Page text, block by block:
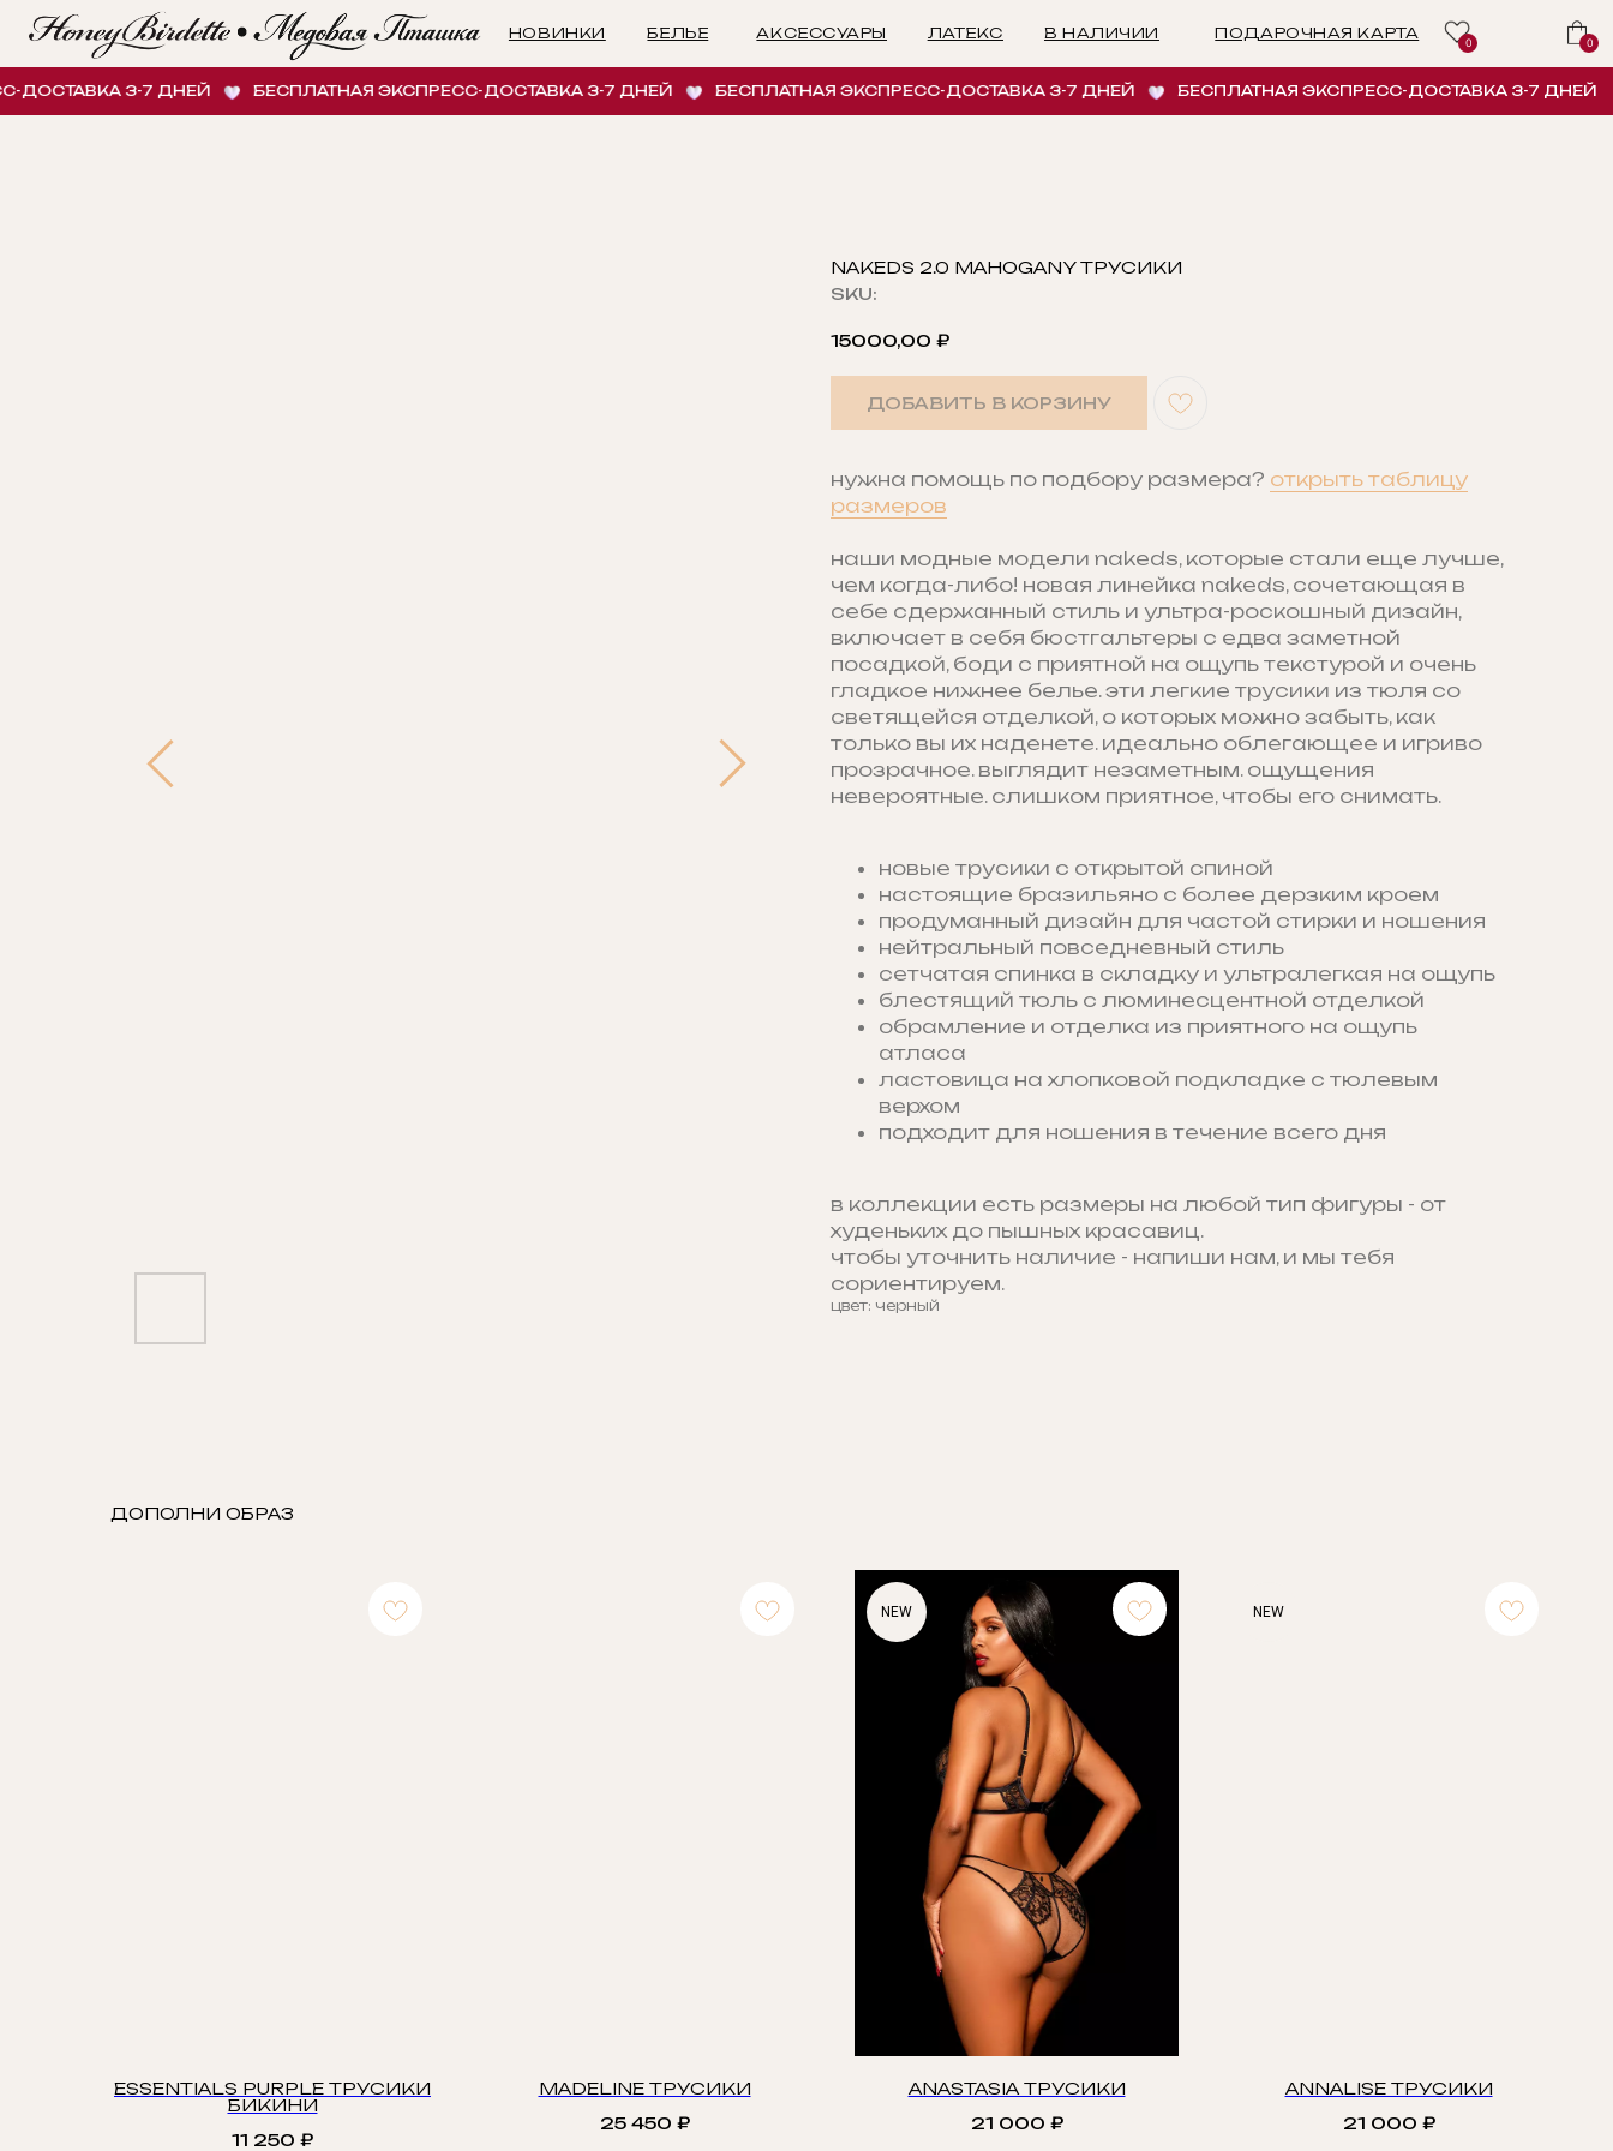
ЛАТЕКС
БЕЛЬЕ ПОДАРОЧНАЯ КАРТА
В НАЛИЧИИ
АКСЕССУАРЫ
НОВИНКИ
0 0
3-7 ДНЕЙ БЕСПЛАТНАЯ ЭКСПРЕСС-ДОСТАВКА 3-7 ДНЕЙ БЕСПЛАТНАЯ ЭКСПРЕСС-ДОСТАВКА 3-7 ДНЕЙ БЕСПЛАТНАЯ ЭКСПРЕСС-ДОСТАВКА 3-7 ДНЕЙ
NAKEDS 2.0 MAHOGANY ТРУСИКИ
SKU:
15000,00 ₽
ДОБАВИТЬ В КОРЗИНУ
нужна помощь по подбору размера? открыть таблицу
размеров
наши модные модели nakeds, которые стали еще лучше,
чем когда-либо! новая линейка nakeds, сочетающая в
себе сдержанный стиль и ультра-роскошный дизайн,
включает в себя бюстгальтеры с едва заметной
посадкой, боди с приятной на ощупь текстурой и очень
гладкое нижнее белье. эти легкие трусики из тюля со
светящейся отделкой, о которых можно забыть, как
только вы их наденете. идеально облегающее и игриво
прозрачное. выглядит незаметным. ощущения
невероятные. слишком приятное, чтобы его снимать.
новые трусики с открытой спиной
настоящие бразильяно с более дерзким кроем
продуманный дизайн для частой стирки и ношения
нейтральный повседневный стиль
сетчатая спинка в складку и ультралегкая на ощупь
блестящий тюль с люминесцентной отделкой
обрамление и отделка из приятного на ощупь
атласа
ластовица на хлопковой подкладке с тюлевым
верхом
подходит для ношения в течение всего дня
в коллекции есть размеры на любой тип фигуры - от
худеньких до пышных красавиц.
чтобы уточнить наличие - напиши нам, и мы тебя
сориентируем.
цвет: черный
ДОПОЛНИ ОБРАЗ
ESSENTIALS PURPLE ТРУСИКИ
БИКИНИ
11 250 ₽
MADELINE ТРУСИКИ
25 450 ₽
NEW
ANASTASIA ТРУСИКИ
21 000 ₽
NEW
ANNALISE ТРУСИКИ
21 000 ₽